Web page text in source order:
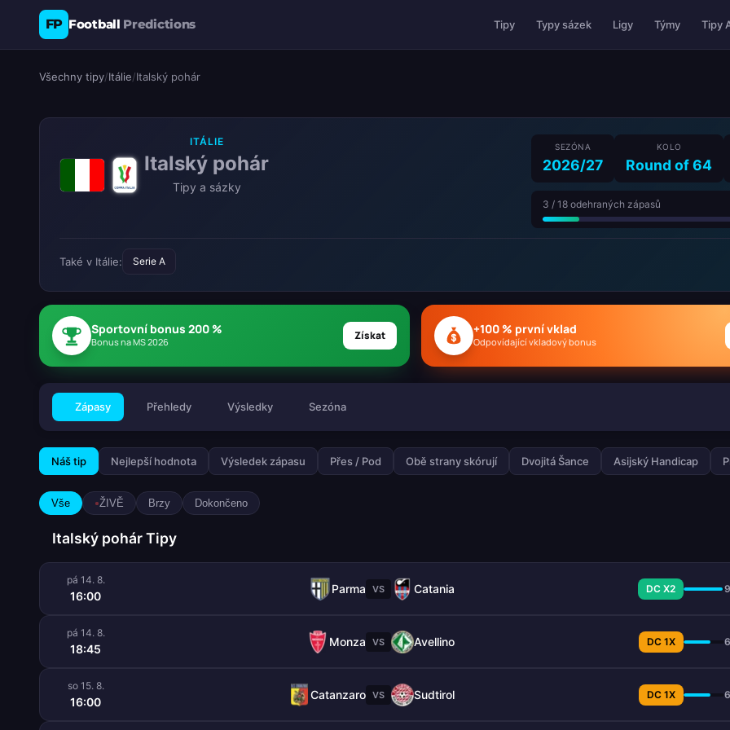
FP Football Predictions Tipy Typy sázek Ligy Týmy Tipy
Všechny tipy/Itálie/Italský pohár
ITÁLIE
Italský pohár
Tipy a sázky
SEZÓNA
2026/27
KOLO
Round of 64
3 / 18 odehraných zápasů
Také v Itálie: Serie A
Sportovní bonus 200 %
Bonus na MS 2026 Získat +100 % první vklad
Odpovídající vkladový bonus
Zápasy Přehledy Výsledky Sezóna
Náš tip Nejlepší hodnota Výsledek zápasu Přes / Pod Obě strany skórují Dvojitá Šance Asijský Handicap
Vše ŽIVĚ Brzy Dokončeno
Italský pohár Tipy
pá 14. 8.
16:00
Parma VS Catania DC X2
pá 14. 8.
18:45
Monza VS Avellino DC 1X
so 15. 8.
16:00
Catanzaro VS Sudtirol DC 1X